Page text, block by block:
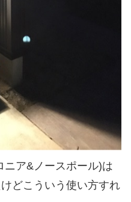
ア&ノースポール)は
どこういう使い方すれ